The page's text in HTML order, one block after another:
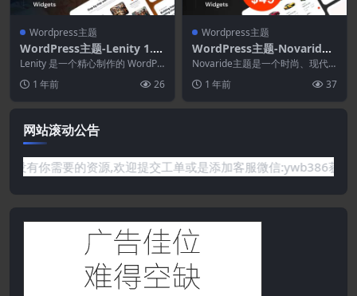
Wordpress主题
WordPress主题-Lenity 1.0.
1–慈善与捐赠WordPress主
题
Lenity 是一个精心制作的 WordPr
ess Elementor 主题，专...
1 年前 26
Wordpress主题
WordPress主题-Novaride
1.0.3–汽车租赁WordPress
主题
Novaride主题是一个时尚、现代
且完全响应的WordPress主题，专
为汽车...
1 年前 37
网站滚动公告
的资源,欢迎提交工单或是添加客服微信:ywb386获取帮助！